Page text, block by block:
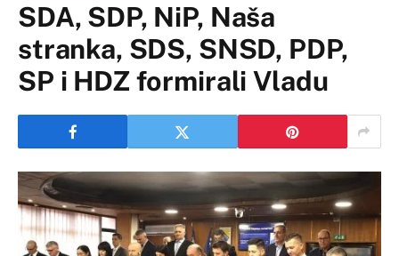
SDA, SDP, NiP, Naša
stranka, SDS, SNSD, PDP,
SP i HDZ formirali Vladu